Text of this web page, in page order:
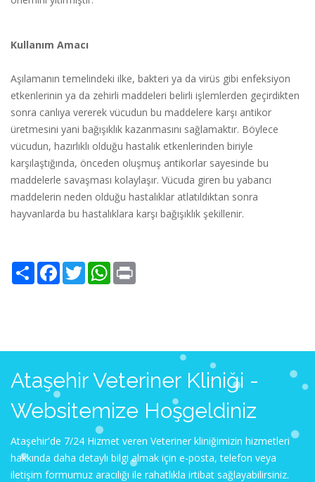
Kullanım Amacı
Aşılamanın temelindeki ilke, bakteri ya da virüs gibi enfeksiyon
etkenlerinin ya da zehirli maddeleri belirli işlemlerden geçirdikten
sonra canlıya vererek vücudun bu maddelere karşı antikor
üretmesini yani bağışıklık kazanmasını sağlamaktır. Böylece
vücudun, hazırlıklı olduğu hastalık etkenlerinden biriyle
karşılaştığında, önceden oluşmuş antikorlar sayesinde bu
maddelerle savaşması kolaylaşır. Vücuda giren bu yabancı
maddelerin neden olduğu hastalıklar atlatıldıktan sonra
hayvanlarda bu hastalıklara karşı bağışıklık şekillenir.
Share Facebook
TwitterWhatsApp
Ataşehir Veteriner Kliniği -
Websitemize Hoşgeldiniz
Ataşehir'de 7/24 Hizmet veren Veteriner kliniğimizin hizmetleri
hakkında daha detaylı bilgi almak için e-posta, telefon veya
iletişim formumuz aracılığı ile rahatlıkla irtibat sağlayabilirsiniz.